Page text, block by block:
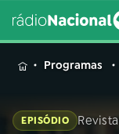
MENUProgramas
EPISÓDIO